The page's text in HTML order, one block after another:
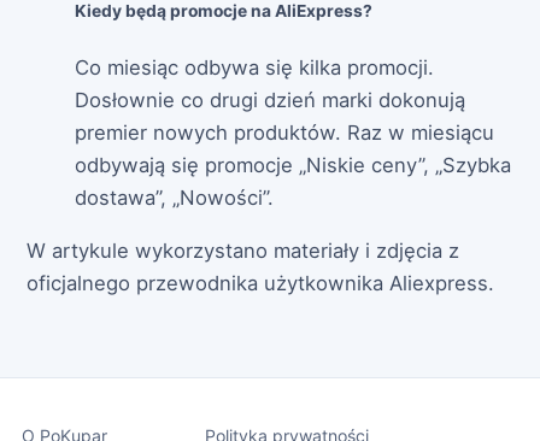
Kiedy będą promocje na AliExpress?
Co miesiąc odbywa się kilka promocji.
Dosłownie co drugi dzień marki dokonują
premier nowych produktów. Raz w miesiącu
odbywają się promocje „Niskie ceny”, „Szybka
dostawa”, „Nowości”.
W artykule wykorzystano materiały i zdjęcia z
oficjalnego przewodnika użytkownika Aliexpress.
O PoKupar
Polityka prywatności